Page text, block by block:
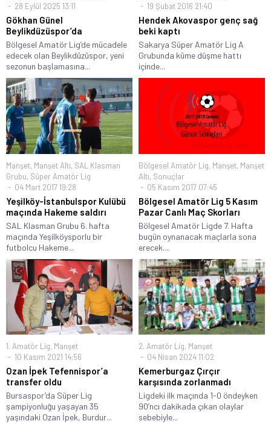
28 Eylül 2025 13:11
Gökhan Günel
Beylikdüzüspor’da
Bölgesel Amatör Lig’de mücadele
edecek olan Beylikdüzüspor, yeni
sezonun başlamasına...
19 Şubat 2016 21:40
Hendek Akovaspor genç sağ
beki kaptı
Sakarya Süper Amatör Lig A
Grubunda küme düşme hattı
içinde...
Manşet, Manşet Altı, SAL Klasman
Grubu, Süper Amatör Lig
04 Mart 2017 19:28
Yeşilköy-İstanbulspor Kulübü
maçında Hakeme saldırı
SAL Klasman Grubu 6. hafta
maçında Yeşilköysporlu bir
futbolcu Hakeme...
Bölgesel Amatör Lig, Manşet, Manşet
Altı, Sonuçlar
05 Kasım 2017 07:45
Bölgesel Amatör Lig 5 Kasım
Pazar Canlı Maç Skorları
Bölgesel Amatör Ligde 7. Hafta
bugün oynanacak maçlarla sona
erecek....
1. Amatör Lig, Manşet
10 Kasım 2021 14:56
Ozan İpek Tefennispor’a
transfer oldu
Bursaspor’da Süper Lig
şampiyonluğu yaşayan 35
yaşındaki Ozan İpek, Burdur...
2. Amatör Lig, Manşet
04 Nisan 2024 11:02
Kemerburgaz Çırçır
karşısında zorlanmadı
Ligdeki ilk maçında 1-0 öndeyken
90’ncı dakikada çıkan olaylar
sebebiyle...